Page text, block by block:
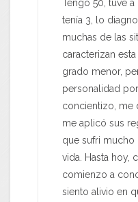
Tengo 50, tuve
tenía 3, lo
muchas de las
caracterizan
grado menor,
personalidad
concientizo, me
me aplicó sus
que sufri
vida. Hasta hoy,
comienzo a
siento alivio en